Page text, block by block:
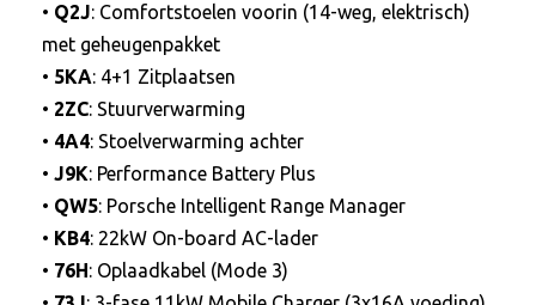
• Q2J: Comfortstoelen voorin (14-weg, elektrisch)
met geheugenpakket
• 5KA: 4+1 Zitplaatsen
• 2ZC: Stuurverwarming
• 4A4: Stoelverwarming achter
• J9K: Performance Battery Plus
• QW5: Porsche Intelligent Range Manager
• KB4: 22kW On-board AC-lader
• 76H: Oplaadkabel (Mode 3)